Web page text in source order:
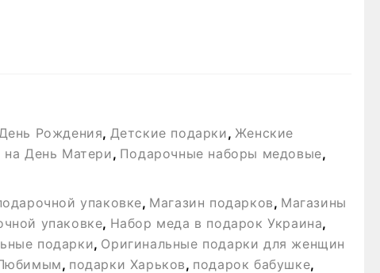
Рождения, Детские подарки, Женские
День Матери, Подарочные наборы медовые,
упаковке, Магазин подарков, Магазины
упаковке, Набор меда в подарок Украина,
подарки, Оригинальные подарки для женщин
, подарки Харьков, подарок бабушке,